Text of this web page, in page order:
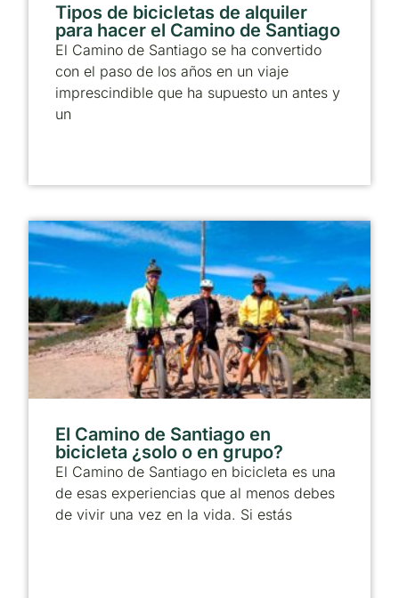
Tipos de bicicletas de alquiler
para hacer el Camino de Santiago
El Camino de Santiago se ha convertido
con el paso de los años en un viaje
imprescindible que ha supuesto un antes y
un
El Camino de Santiago en
bicicleta ¿solo o en grupo?
El Camino de Santiago en bicicleta es una
de esas experiencias que al menos debes
de vivir una vez en la vida. Si estás